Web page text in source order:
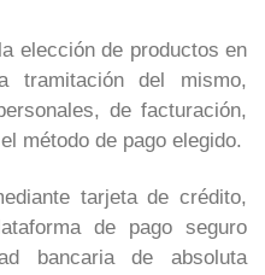
elección de productos en
tramitación del mismo,
de facturación,
método de pago elegido.
tarjeta de crédito,
de pago seguro
bancaria de absoluta